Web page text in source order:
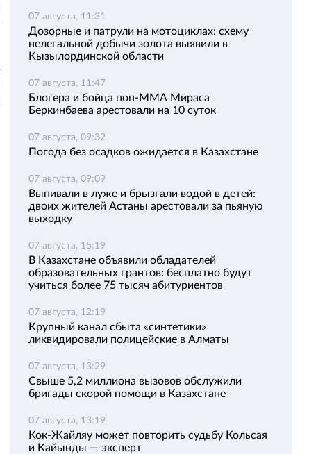
07 августа, 11:31
Дозорные и патрули на мотоциклах: схему
нелегальной добычи золота выявили в
Кызылординской области
07 августа, 11:47
Блогера и бойца поп-ММА Мираса
Беркинбаева арестовали на 10 суток
07 августа, 09:32
Погода без осадков ожидается в Казахстане
07 августа, 09:09
Выпивали в луже и брызгали водой в детей:
двоих жителей Астаны арестовали за пьяную
выходку
07 августа, 15:19
В Казахстане объявили обладателей
образовательных грантов: бесплатно будут
учиться более 75 тысяч абитуриентов
07 августа, 12:19
Крупный канал сбыта «синтетики»
ликвидировали полицейские в Алматы
07 августа, 13:29
Свыше 5,2 миллиона вызовов обслужили
бригады скорой помощи в Казахстане
07 августа, 13:19
Кок-Жайляу может повторить судьбу Кольсая
и Кайынды — эксперт